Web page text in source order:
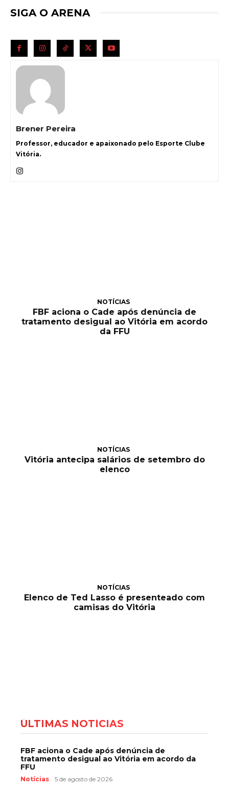
SIGA O ARENA
Brener Pereira
Professor, educador e apaixonado pelo Esporte Clube
Vitória.
NOTÍCIAS
FBF aciona o Cade após denúncia de
tratamento desigual ao Vitória em acordo
da FFU
NOTÍCIAS
Vitória antecipa salários de setembro do
elenco
NOTÍCIAS
Elenco de Ted Lasso é presenteado com
camisas do Vitória
ÚLTIMAS NOTÍCIAS
FBF aciona o Cade após denúncia de
tratamento desigual ao Vitória em acordo da
FFU
Notícias 5 de agosto de 2026